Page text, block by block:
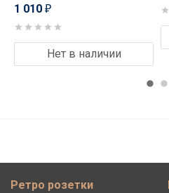
1 010 ₽
Нет в наличии
Ретро розетки